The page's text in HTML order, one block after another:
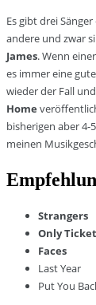
Es gibt drei
andere und zwar
James. Wenn
es immer eine
wieder der Fall
Home
bisherigen aber 4-
meinen
Strangers
Only
Faces
Last Year
Put You